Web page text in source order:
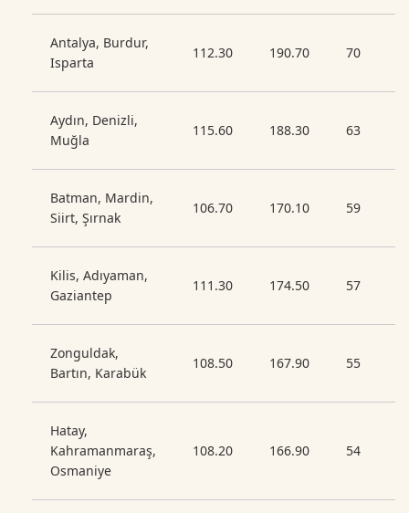
Antalya, Burdur,
Isparta
112.30 190.70 70
Aydın, Denizli,
Muğla
115.60 188.30 63
Batman, Mardin,
Siirt, Şırnak
106.70 170.10 59
Kilis, Adıyaman,
Gaziantep
111.30 174.50 57
Zonguldak,
Bartın, Karabük
108.50 167.90 55
Hatay,
Kahramanmaraş,
Osmaniye
108.20 166.90 54